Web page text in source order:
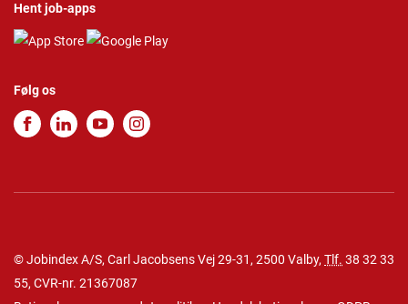
Hent job-apps
Følg os
© Jobindex A/S, Carl Jacobsens Vej 29-31, 2500 Valby, Tlf. 38 32 33
55, CVR-nr. 21367087